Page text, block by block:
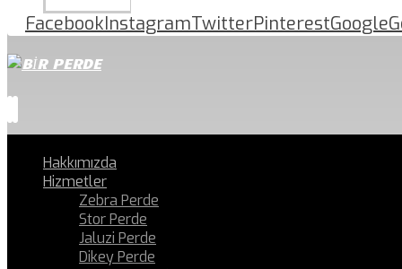
FacebookInstagramTwitterPinterestGoogle
Hakkımızda
Hizmetler
Zebra Perde
Stor Perde
Jaluzi Perde
Dikey Perde